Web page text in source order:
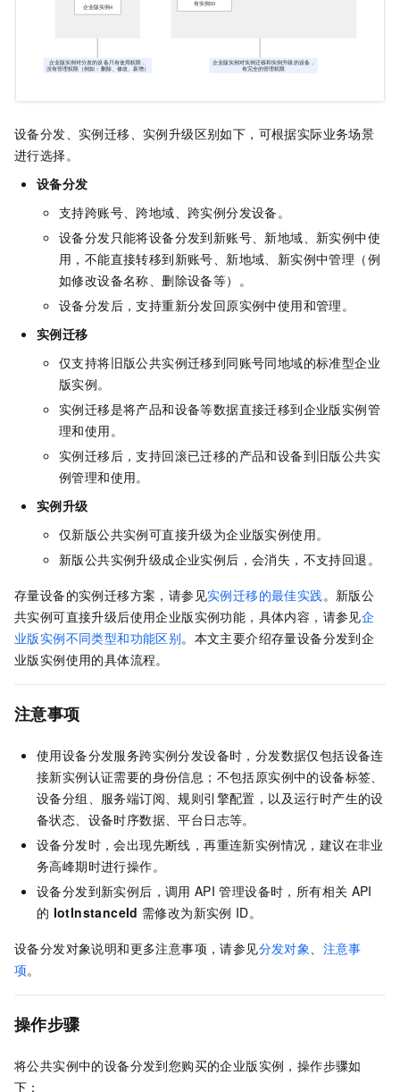
设备分发、实例迁移、实例升级区别如下，可根据实际业务场景
进行选择。
设备分发
支持跨账号、跨地域、跨实例分发设备。
设备分发只能将设备分发到新账号、新地域、新实例中使
用，不能直接转移到新账号、新地域、新实例中管理（例
如修改设备名称、删除设备等）。
设备分发后，支持重新分发回原实例中使用和管理。
实例迁移
仅支持将旧版公共实例迁移到同账号同地域的标准型企业
版实例。
实例迁移是将产品和设备等数据直接迁移到企业版实例管
理和使用。
实例迁移后，支持回滚已迁移的产品和设备到旧版公共实
例管理和使用。
实例升级
仅新版公共实例可直接升级为企业版实例使用。
新版公共实例升级成企业实例后，会消失，不支持回退。
存量设备的实例迁移方案，请参见实例迁移的最佳实践 。新版公
共实例可直接升级后使用企业版实例功能，具体内容，请参见企
业版实例不同类型和功能区别。本文主要介绍存量设备分发到企
业版实例使用的具体流程。
注意事项
使用设备分发服务跨实例分发设备时，分发数据仅包括设备连
接新实例认证需要的身份信息；不包括原实例中的设备标签、
设备分组、服务端订阅、规则引擎配置，以及运行时产生的设
备状态、设备时序数据、平台日志等。
设备分发时，会出现先断线，再重连新实例情况，建议在非业
务高峰期时进行操作。
设备分发到新实例后，调用 API 管理设备时，所有相关 API
的 IotInstanceId 需修改为新实例 ID。
设备分发对象说明和更多注意事项，请参见分发对象
注意事
项。
操作步骤
将公共实例中的设备分发到您购买的企业版实例，操作步骤如
下：